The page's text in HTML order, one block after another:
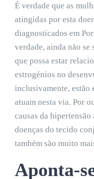
É verdade que as
atingidas por esta
diagnosticados em
verdade, ainda não se
que possa estar
estrogénios no
inclusivamente, estão
atuam nesta via. Por
causas da
doenças do tecido
também são muito
Aponta-